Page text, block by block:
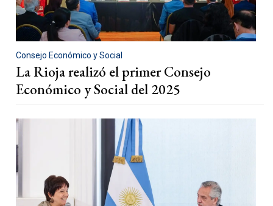
Consejo Económico y Social
La Rioja realizó el primer Consejo
Económico y Social del 2025